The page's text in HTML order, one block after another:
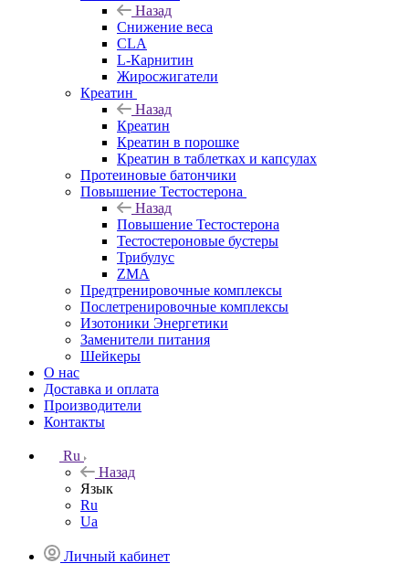
Назад
Снижение веса
CLA
L-Карнитин
Жиросжигатели
Креатин
Назад
Креатин
Креатин в порошке
Креатин в таблетках и капсулах
Протеиновые батончики
Повышение Тестостерона
Назад
Повышение Тестостерона
Тестостероновые бустеры
Трибулус
ZMA
Предтренировочные комплексы
Послетренировочные комплексы
Изотоники Энергетики
Заменители питания
Шейкеры
О нас
Доставка и оплата
Производители
Контакты
Ru
Назад
Язык
Ru
Ua
Личный кабинет